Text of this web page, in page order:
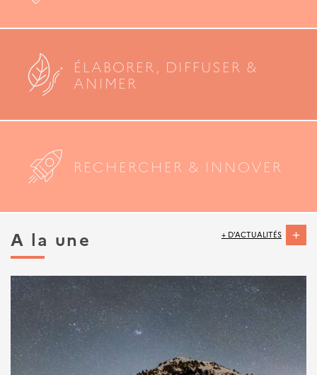
ÉLABORER, DIFFUSER &
ANIMER
RECHERCHER & INNOVER
A la une + D'ACTUALITÉS